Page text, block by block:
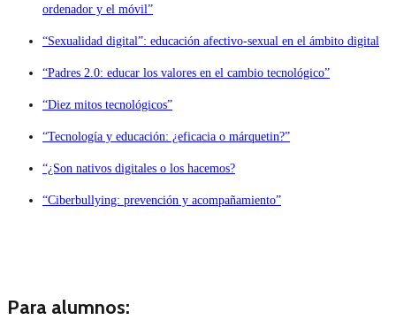
ordenador y el móvil”
“Sexualidad digital”: educación afectivo-sexual en el ámbito digital
“Padres 2.0: educar los valores en el cambio tecnológico”
“Diez mitos tecnológicos”
“Tecnología y educación: ¿eficacia o márquetin?”
“¿Son nativos digitales o los hacemos?
“Ciberbullying: prevención y acompañamiento”
Para alumnos: